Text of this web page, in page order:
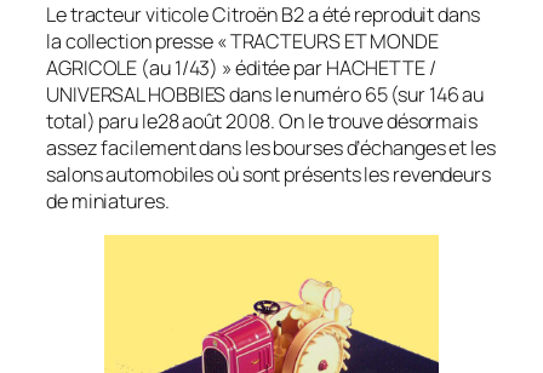
Le tracteur viticole Citroën B2 a été reproduit dans
la collection presse « TRACTEURS ET MONDE
AGRICOLE (au 1/43) » éditée par HACHETTE /
UNIVERSAL HOBBIES dans le numéro 65 (sur 146 au
total) paru le28 août 2008. On le trouve désormais
assez facilement dans les bourses d’échanges et les
salons automobiles où sont présents les revendeurs
de miniatures.